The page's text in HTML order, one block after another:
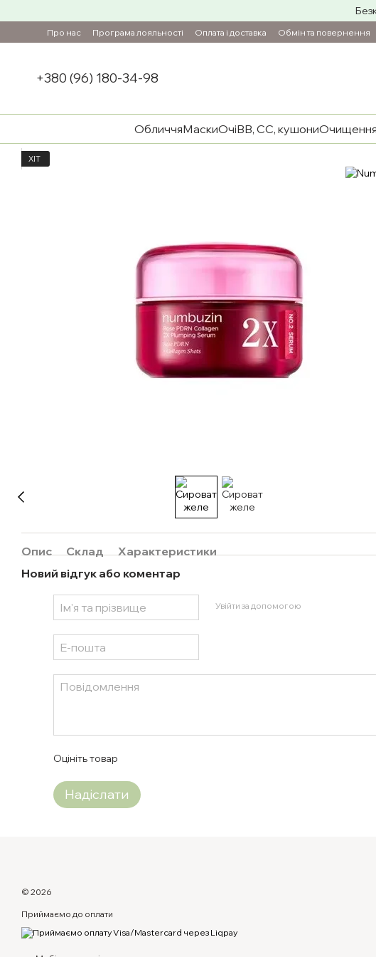
Про нас Програма лояльності Оплата і доставка Обмін та повернення
+380 (96) 180-34-98
ОбличчяМаскиОчіBB, CC, кушониОчищення
ХІТ
Опис Склад
Характеристики
Новий відгук або коментар
Увійти за допомогою
Оцініть товар
Надіслати
© 2026
Приймаємо до оплати